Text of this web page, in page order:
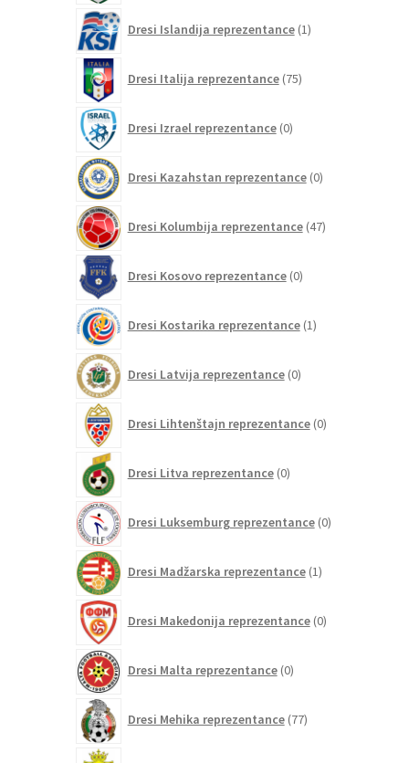
Dresi Islandija reprezentance 1izdelek
Dresi Italija reprezentance 75izdelkov
Dresi Izrael reprezentance 0izdelkov
Dresi Kazahstan reprezentance 0izdelkov
Dresi Kolumbija reprezentance 47izdelkov
Dresi Kosovo reprezentance 0izdelkov
Dresi Kostarika reprezentance 1izdelek
Dresi Latvija reprezentance 0izdelkov
Dresi Lihtenštajn reprezentance 0izdelkov
Dresi Litva reprezentance 0izdelkov
Dresi Luksemburg reprezentance 0izdelkov
Dresi Madžarska reprezentance 1izdelek
Dresi Makedonija reprezentance 0izdelkov
Dresi Malta reprezentance 0izdelkov
Dresi Mehika reprezentance 77izdelkov